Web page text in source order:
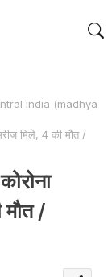
india (madhya
मिले, 4 की मौत /
/